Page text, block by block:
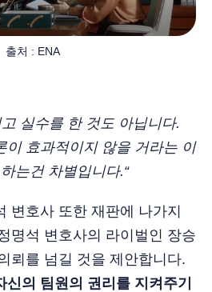
출처 : ENA
실수를 한 것도 아닙니다.
이 효과적이지 않을 거라는 이
는건 차별입니다.“
변호사 또한 재판에 나가지
명석 변호사의 라이벌인 장승
뢰를 넘길 것을 제안합니다.
신의 팀원의 권리를 지켜주기